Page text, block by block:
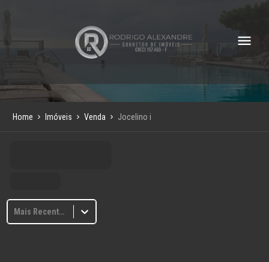
Home Imóveis Venda Jocelino i
Mais Recentes